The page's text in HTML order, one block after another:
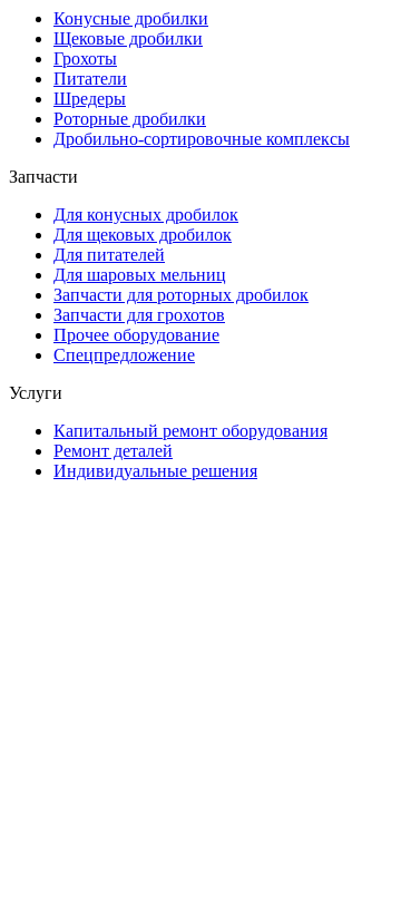
Конусные дробилки
Щековые дробилки
Грохоты
Питатели
Шредеры
Роторные дробилки
Дробильно-сортировочные комплексы
Запчасти
Для конусных дробилок
Для щековых дробилок
Для питателей
Для шаровых мельниц
Запчасти для роторных дробилок
Запчасти для грохотов
Прочее оборудование
Спецпредложение
Услуги
Капитальный ремонт оборудования
Ремонт деталей
Индивидуальные решения